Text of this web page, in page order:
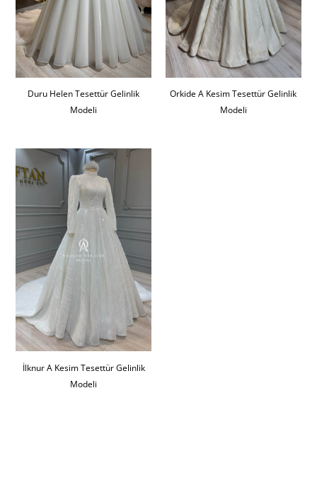
Duru Helen Tesettür Gelinlik
Modeli
Orkide A Kesim Tesettür Gelinlik
Modeli
İlknur A Kesim Tesettür Gelinlik
Modeli